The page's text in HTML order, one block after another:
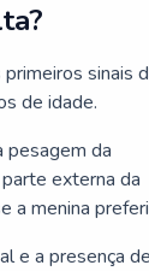
sinais
de idade.
pesagem da
externa da
a menina
e a presença de